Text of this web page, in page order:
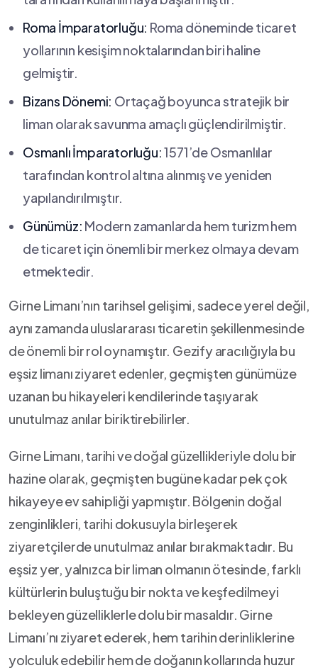
Roma İmparatorluğu: Roma döneminde ticaret
yollarının kesişim noktalarından⁤ biri haline
gelmiştir.
Bizans Dönemi: Ortaçağ boyunca stratejik bir
liman olarak savunma amaçlı‍ güçlendirilmiştir.
Osmanlı‍ İmparatorluğu:1571’de Osmanlılar
tarafından kontrol altına alınmış ve yeniden‍
yapılandırılmıştır.
Günümüz: Modern zamanlarda ‌hem turizm hem
de ticaret ‌için önemli bir⁤ merkez olmaya devam
etmektedir.
Girne Limanı’nın tarihsel gelişimi, sadece⁤ yerel değil,
aynı zamanda⁢ uluslararası ticaretin şekillenmesinde
de önemli​ bir rol oynamıştır. Gezify aracılığıyla bu
eşsiz limanı ziyaret edenler, geçmişten günümüze
uzanan bu hikayeleri kendilerinde taşıyarak
unutulmaz anılar biriktirebilirler.
Girne Limanı, tarihi ve doğal güzellikleriyle dolu bir
hazine ‍olarak, geçmişten⁤ bugüne kadar pek çok
hikayeye ev sahipliği yapmıştır. Bölgenin doğal
zenginlikleri, tarihi dokusuyla birleşerek
ziyaretçilerde unutulmaz anılar bırakmaktadır. Bu⁣
eşsiz yer, yalnızca bir liman olmanın ötesinde, farklı
kültürlerin buluştuğu bir nokta ve keşfedilmeyi
bekleyen güzelliklerle⁤ dolu bir masaldır. Girne
Limanı’nı ziyaret ederek,‍ hem tarihin ⁣derinliklerine
yolculuk edebilir hem⁢ de doğanın kollarında huzur